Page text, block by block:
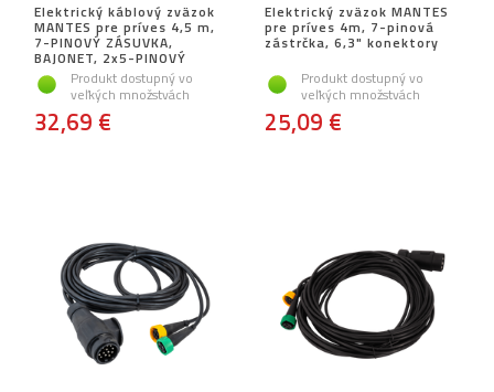
Elektrický káblový zväzok
MANTES pre príves 4,5 m,
7-PINOVÝ ZÁSUVKA,
BAJONET, 2x5-PINOVÝ
Produkt dostupný vo
veľkých množstvách
32,69 €
Elektrický zväzok MANTES
pre príves 4m, 7-pinová
zástrčka, 6,3" konektory
Produkt dostupný vo
veľkých množstvách
25,09 €